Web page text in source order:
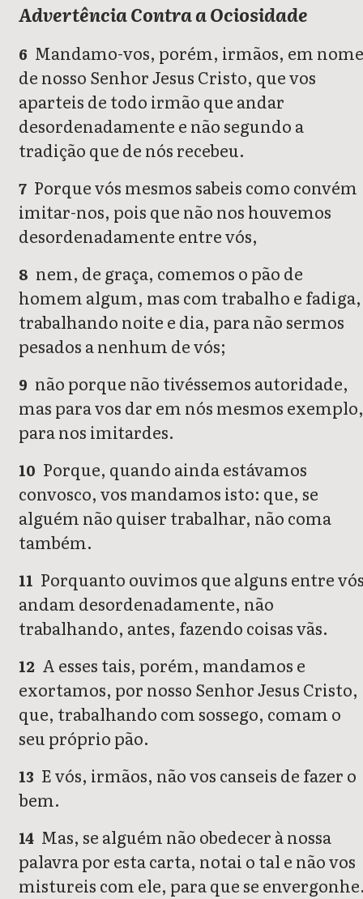
Advertência Contra a Ociosidade
6 Mandamo-vos, porém, irmãos, em
de nosso Senhor Jesus Cristo, que vos
aparteis de todo irmão que andar
desordenadamente e não segundo a
tradição que de nós recebeu.
7 Porque vós mesmos sabeis como convém
imitar-nos, pois que não nos houvemos
desordenadamente entre vós,
8 nem, de graça, comemos o pão de
homem algum, mas com trabalho e fadiga,
trabalhando noite e dia, para não sermos
pesados a nenhum de vós;
9 não porque não tivéssemos autoridade,
mas para vos dar em nós mesmos exemplo,
para nos imitardes.
10 Porque, quando ainda estávamos
convosco, vos mandamos isto: que, se
alguém não quiser trabalhar, não coma
também.
11 Porquanto ouvimos que alguns entre
andam desordenadamente, não
trabalhando, antes, fazendo coisas vãs.
12 A esses tais, porém, mandamos e
exortamos, por nosso Senhor Jesus Cristo,
que, trabalhando com sossego, comam o
seu próprio pão.
13 E vós, irmãos, não vos canseis de fazer o
bem.
14 Mas, se alguém não obedecer à nossa
palavra por esta carta, notai o tal e não vos
mistureis com ele, para que se